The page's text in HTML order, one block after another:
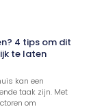
4 tips om dit
te laten
kan een
taak zijn. Met
om